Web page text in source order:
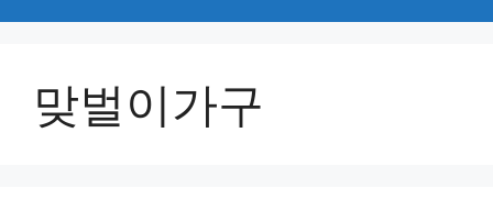
맞벌이가구